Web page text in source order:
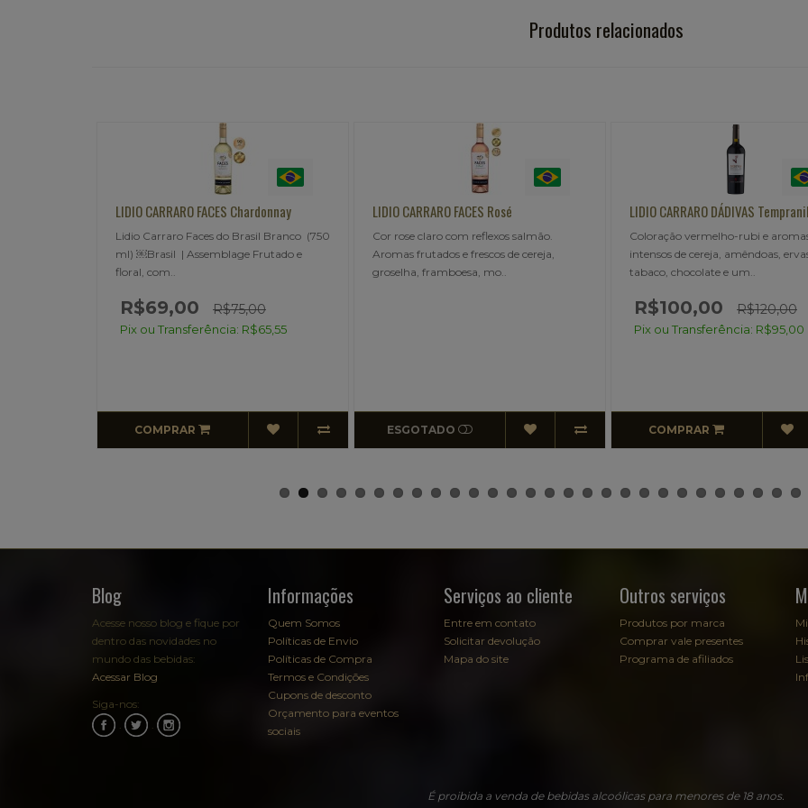
Produtos relacionados
LIDIO CARRARO FACES Rosé
Cor rose claro com reflexos salmão.
Aromas frutados e frescos de cereja,
groselha, framboesa, mo..
ESGOTADO
LIDIO CARRARO DÁDIVAS Tempranillo
Coloração vermelho-rubi e aromas
intensos de cereja, amêndoas, ervas secas,
tabaco, chocolate e um..
COMPRAR
TERRALIS Syrah Malbec
Com aroma de frutas vermelhas e
e um toque apimentado, esse
possui um paladar fre..
ESGOTADO
Blog
Acesse nosso blog e fique por
dentro das novidades no
mundo das bebidas:
Acessar Blog
Siga-nos:
Informações
Quem Somos
Políticas de Envio
Políticas de Compra
Termos e Condições
Cupons de desconto
Orçamento para eventos
sociais
Serviços ao cliente
Entre em contato
Solicitar devolução
Mapa do site
Outros serviços
Produtos por marca
Comprar vale presentes
Programa de afiliados
É proibida a venda de bebidas alcoólicas para menores de 18 anos.